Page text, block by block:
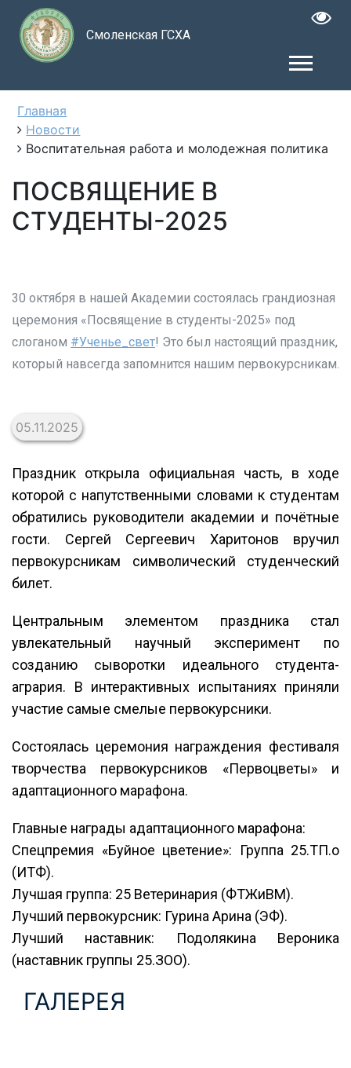
Смоленская ГСХА
Главная
Новости
Воспитательная работа и молодежная политика
ПОСВЯЩЕНИЕ В
СТУДЕНТЫ-2025
30 октября в нашей Академии состоялась грандиозная
церемония «Посвящение в студенты-2025» под
слоганом #Ученье_свет! Это был настоящий праздник,
который навсегда запомнится нашим первокурсникам.
05.11.2025
Праздник открыла официальная часть, в ходе
которой с напутственными словами к студентам
обратились руководители академии и почётные
гости. Сергей Сергеевич Харитонов вручил
первокурсникам символический студенческий
билет.
Центральным элементом праздника стал
увлекательный научный эксперимент по
созданию сыворотки идеального студента-
агрария. В интерактивных испытаниях приняли
участие самые смелые первокурсники.
Состоялась церемония награждения фестиваля
творчества первокурсников «Первоцветы» и
адаптационного марафона.
Главные награды адаптационного марафона:
Спецпремия «Буйное цветение»: Группа 25.ТП.о
(ИТФ).
Лучшая группа: 25 Ветеринария (ФТЖиВМ).
Лучший первокурсник: Гурина Арина (ЭФ).
Лучший наставник: Подолякина Вероника
(наставник группы 25.ЗОО).
ГАЛЕРЕЯ